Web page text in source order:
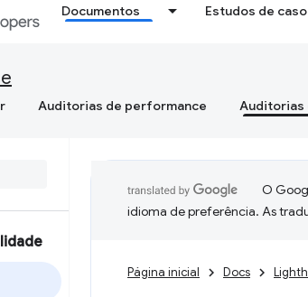
Documentos Estudos de caso
Auditorias de performance Auditorias
O
idioma de preferência. As
Página inicial Docs